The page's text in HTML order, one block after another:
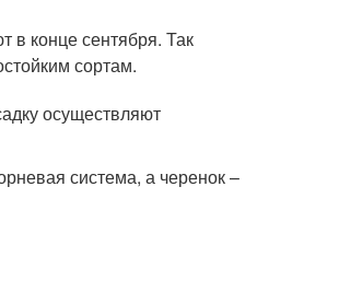
конце сентября. Так
сортам.
осуществляют
система, а черенок –